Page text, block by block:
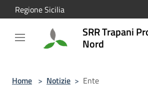
Salta al contenuto principale
Regione Sicilia
SRR Trapani
Nord
Home > Notizie > Ente